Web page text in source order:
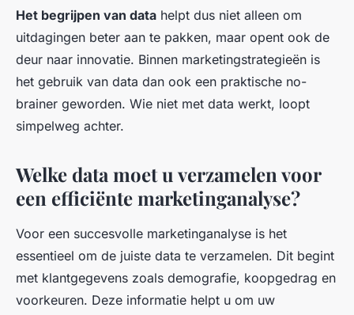
Het begrijpen van data helpt dus niet alleen om
uitdagingen beter aan te pakken, maar opent ook de
deur naar innovatie. Binnen marketingstrategieën is
het gebruik van data dan ook een praktische no-
brainer geworden. Wie niet met data werkt, loopt
simpelweg achter.
Welke data moet u verzamelen voor
een efficiënte marketinganalyse?
Voor een succesvolle marketinganalyse is het
essentieel om de juiste data te verzamelen. Dit begint
met klantgegevens zoals demografie, koopgedrag en
voorkeuren. Deze informatie helpt u om uw